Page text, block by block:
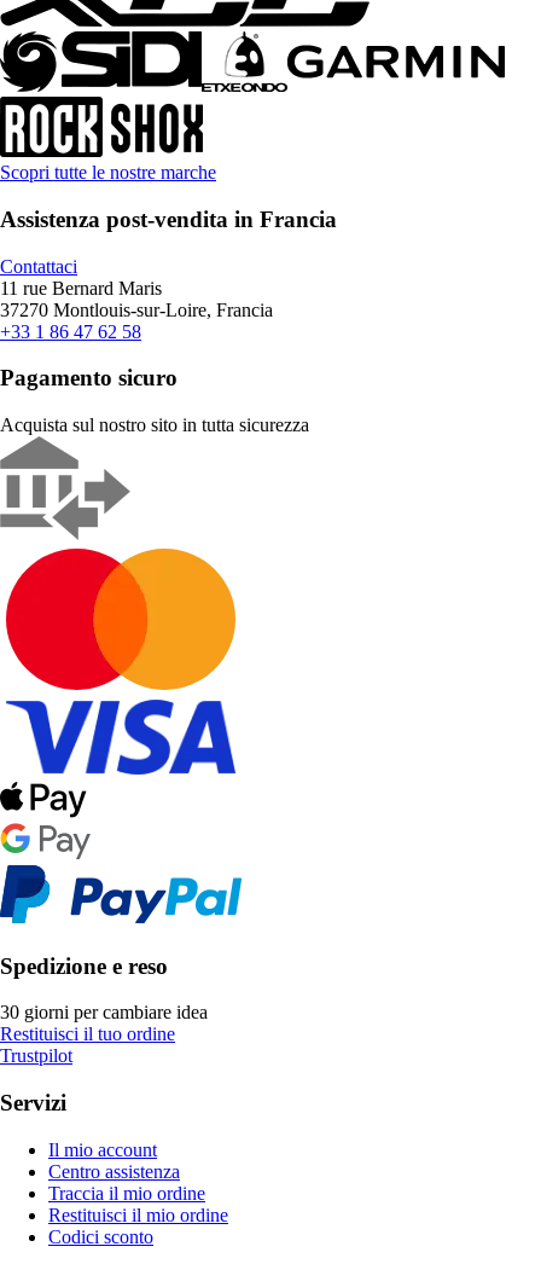
Scopri tutte le nostre marche
Assistenza post-vendita in Francia
Contattaci
11 rue Bernard Maris
37270 Montlouis-sur-Loire, Francia
+33 1 86 47 62 58
Pagamento sicuro
Acquista sul nostro sito in tutta sicurezza
Spedizione e reso
30 giorni per cambiare idea
Restituisci il tuo ordine
Trustpilot
Servizi
Il mio account
Centro assistenza
Traccia il mio ordine
Restituisci il mio ordine
Codici sconto